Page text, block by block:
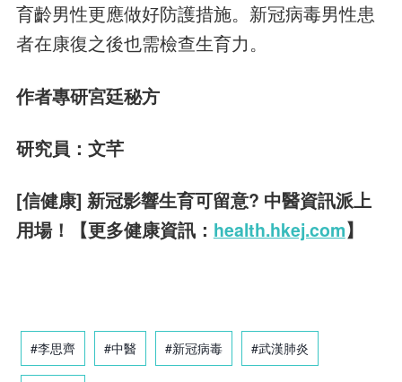
育齡男性更應做好防護措施。新冠病毒男性患
者在康復之後也需檢查生育力。
作者專研宮廷秘方
研究員：文芊
[信健康] 新冠影響生育可留意? 中醫資訊派上
用場！【更多健康資訊： health.hkej.com】
#李思齊 #中醫 #新冠病毒 #武漢肺炎